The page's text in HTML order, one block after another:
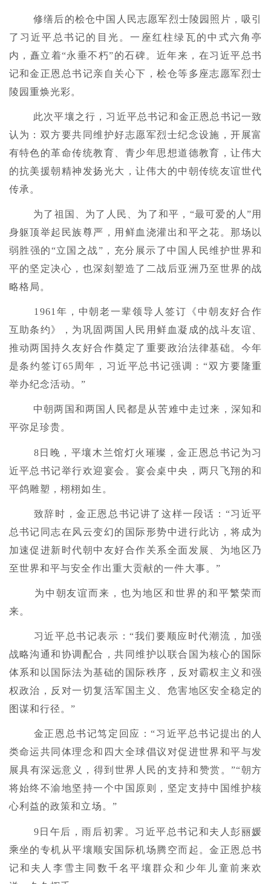
修缮后的桧仓中国人民志愿军烈士陵园照片，吸引
了习近平总书记的目光。一座红柱绿瓦的中式六角亭
内，矗立着“永垂不朽”的石碑。近年来，在习近平总书
记和金正恩总书记亲自关心下，桧仓等多座志愿军烈士
陵园重焕光彩。
此次平壤之行，习近平总书记和金正恩总书记一致
认为：双方要共同维护好志愿军烈士纪念设施，开展富
有特色的革命传统教育、青少年思想道德教育，让伟大
的抗美援朝精神发扬光大，让伟大的中朝传统友谊世代
传承。
为了祖国、为了人民、为了和平，“最可爱的人”用
身躯顶举起民族尊严，用鲜血浇灌出和平之花。那场以
弱胜强的“立国之战”，充分展示了中国人民维护世界和
平的坚定决心，也深刻塑造了二战后亚洲乃至世界的战
略格局。
1961年，中朝老一辈领导人签订《中朝友好合作
互助条约》，为巩固两国人民用鲜血凝成的战斗友谊、
推动两国持久友好合作奠定了重要政治法律基础。今年
是条约签订65周年，习近平总书记强调：“双方要隆重
举办纪念活动。”
中朝两国和两国人民都是从苦难中走过来，深知和
平弥足珍贵。
8日晚，平壤木兰馆灯火璀璨，金正恩总书记为习
近平总书记举行欢迎宴会。宴会桌中央，两只飞翔的和
平鸽雕塑，栩栩如生。
致辞时，金正恩总书记讲了这样一段话：“习近平
总书记同志在风云变幻的国际形势中进行此访，将成为
加速促进新时代朝中友好合作关系全面发展、为地区乃
至世界和平与安全作出重大贡献的一件大事。”
为中朝友谊而来，也为地区和世界的和平繁荣而
来。
习近平总书记表示：“我们要顺应时代潮流，加强
战略沟通和协调配合，共同维护以联合国为核心的国际
体系和以国际法为基础的国际秩序，反对霸权主义和强
权政治，反对一切复活军国主义、危害地区安全稳定的
图谋和行径。”
金正恩总书记笃定回应：“习近平总书记提出的人
类命运共同体理念和四大全球倡议对促进世界和平与发
展具有深远意义，得到世界人民的支持和赞赏。”“朝方
将始终不渝地坚持一个中国原则，坚定支持中国维护核
心利益的政策和立场。”
9日午后，雨后初霁。习近平总书记和夫人彭丽媛
乘坐的专机从平壤顺安国际机场腾空而起。金正恩总书
记和夫人李雪主同数千名平壤群众和少年儿童前来欢